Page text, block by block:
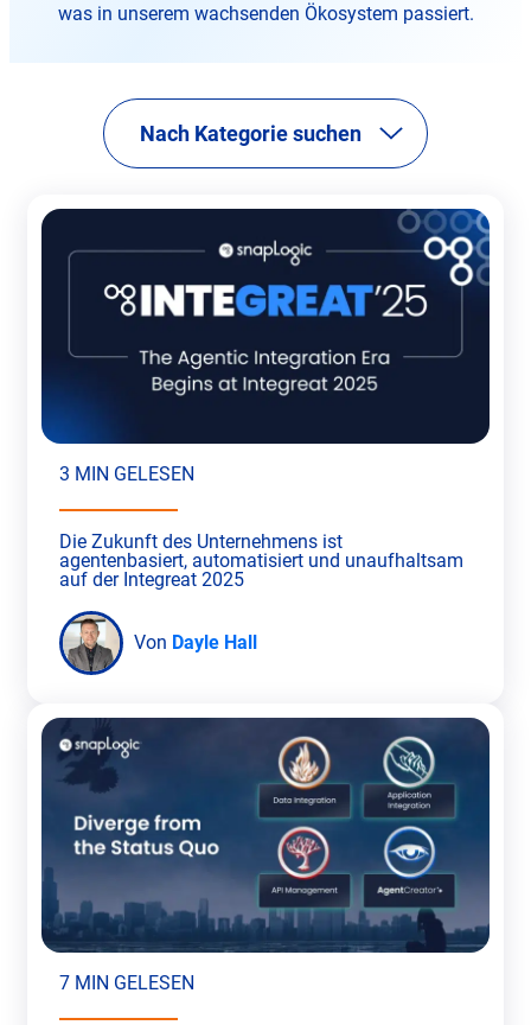
was in unserem wachsenden Ökosystem passiert.
Nach Kategorie suchen
3 MIN GELESEN
Die Zukunft des Unternehmens ist
agentenbasiert, automatisiert und unaufhaltsam
auf der Integreat 2025
Von Dayle Hall
7 MIN GELESEN